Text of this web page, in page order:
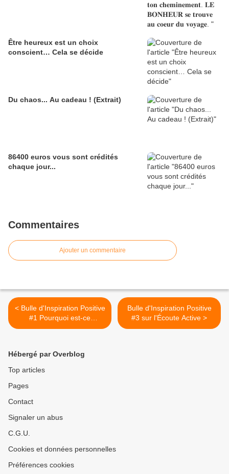
Être heureux est un choix
conscient… Cela se décide
Du chaos... Au cadeau ! (Extrait)
86400 euros vous sont crédités
chaque jour...
Commentaires
Ajouter un commentaire
< Bulle d'Inspiration Positive
#1 Pourquoi est-ce
Important d'être Optimiste ?
Bulle d'Inspiration Positive
#3 sur l'Écoute Active >
Hébergé par Overblog
Top articles
Pages
Contact
Signaler un abus
C.G.U.
Cookies et données personnelles
Préférences cookies